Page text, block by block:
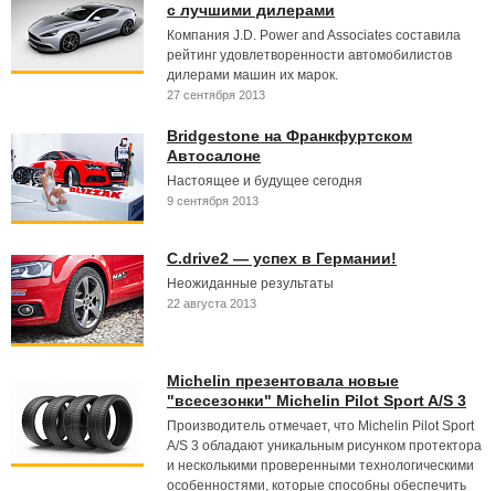
с лучшими дилерами
Компания J.D. Power and Associates составила
рейтинг удовлетворенности автомобилистов
дилерами машин их марок.
27 сентября 2013
Bridgestone на Франкфуртском
Автосалоне
Настоящее и будущее сегодня
9 сентября 2013
C.drive2 — успех в Германии!
Неожиданные результаты
22 августа 2013
Michelin презентовала новые
"всесезонки" Michelin Pilot Sport A/S 3
Производитель отмечает, что Michelin Pilot Sport
A/S 3 обладают уникальным рисунком протектора
и несколькими проверенными технологическими
особенностями, которые способны обеспечить